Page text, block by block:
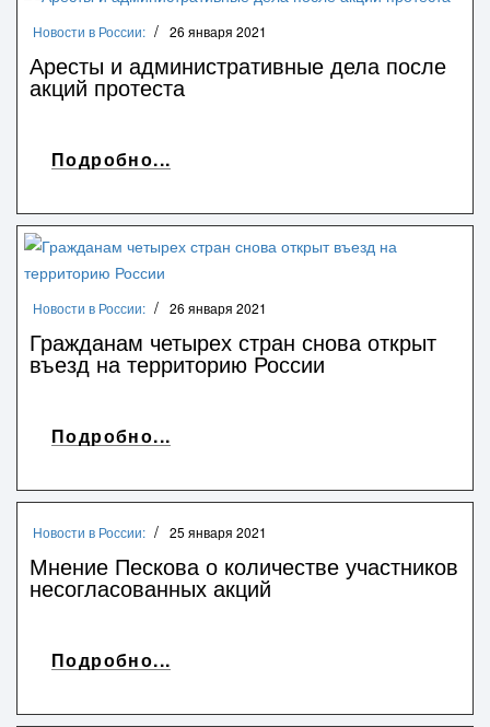
Новости в России: 26 января 2021
Аресты и административные дела после
акций протеста
Подробно...
Новости в России: 26 января 2021
Гражданам четырех стран снова открыт
въезд на территорию России
Подробно...
Новости в России: 25 января 2021
Мнение Пескова о количестве участников
несогласованных акций
Подробно...